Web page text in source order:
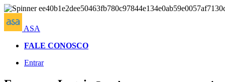
ASA
FALE CONOSCO
Entrar